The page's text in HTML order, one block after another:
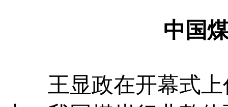
中国
王显政在开幕式上